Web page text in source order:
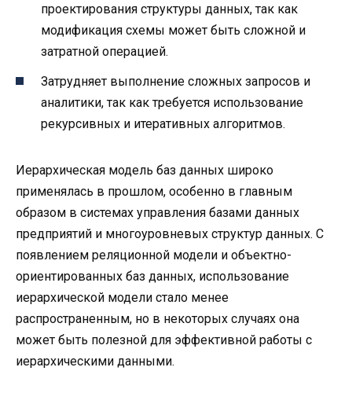
проектирования структуры данных, так как
модификация схемы может быть сложной и
затратной операцией.
Затрудняет выполнение сложных запросов и
аналитики, так как требуется использование
рекурсивных и итеративных алгоритмов.
Иерархическая модель баз данных широко
применялась в прошлом, особенно в главным
образом в системах управления базами данных
предприятий и многоуровневых структур данных. С
появлением реляционной модели и объектно-
ориентированных баз данных, использование
иерархической модели стало менее
распространенным, но в некоторых случаях она
может быть полезной для эффективной работы с
иерархическими данными.